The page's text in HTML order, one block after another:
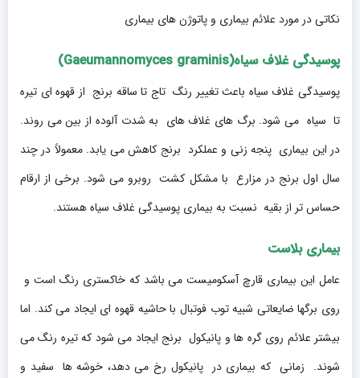
نکاتی در مورد علائم بیماری و پاتوژن های بیماری
پوسیدگی غلاف سیاه(Gaeumannomyces graminis)
پوسیدگی غلاف سیاه باعث تغییر رنگ تاج تا ساقه برنج از قهوه ای تیره
تا سیاه می شود. برگ های غلاف های به شدت آلوده از بین می روند.
در این بیماری پنجه زنی و عملکرد برنج کاهش می یابد. معمولاً در چند
سال اول برنج در مزارع با مشکل کشت روبرو می شود. برخی از ارقام
حساس تر از بقیه نسبت به بیماری پوسیدگی غلاف سیاه هستند.
بیماری بلاست
عامل این بیماری قارچ آسکومیست می باشد که خاکستری رنگ است و
روی برگها ضایعاتی شبیه توب فوتبال با حاشیه قهوه ای ایجاد می کند. اما
بیشتر علائم روی گره ها و پانیکول برنج ایجاد می شود که تیره رنگ می
شوند. زمانی که بیماری در پانیکول رخ می دهد، خوشه ها سفید و